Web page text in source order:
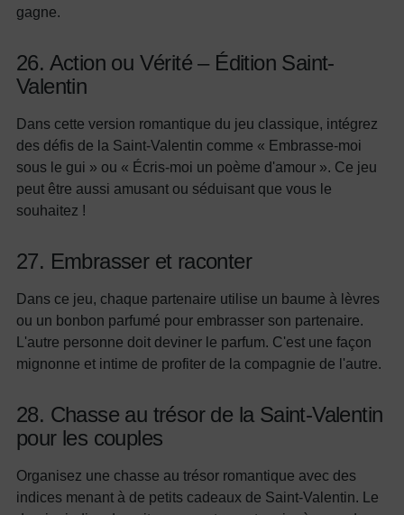
gagne.
26. Action ou Vérité – Édition Saint-
Valentin
Dans cette version romantique du jeu classique, intégrez
des défis de la Saint-Valentin comme « Embrasse-moi
sous le gui » ou « Écris-moi un poème d'amour ». Ce jeu
peut être aussi amusant ou séduisant que vous le
souhaitez !
27. Embrasser et raconter
Dans ce jeu, chaque partenaire utilise un baume à lèvres
ou un bonbon parfumé pour embrasser son partenaire.
L'autre personne doit deviner le parfum. C'est une façon
mignonne et intime de profiter de la compagnie de l'autre.
28. Chasse au trésor de la Saint-Valentin
pour les couples
Organisez une chasse au trésor romantique avec des
indices menant à de petits cadeaux de Saint-Valentin. Le